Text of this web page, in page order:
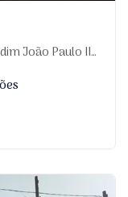
II, Dourados-MS